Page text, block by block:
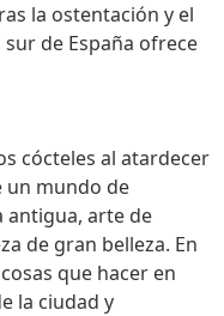
la ostentación y el
de España ofrece
un mundo de
arte de
de gran belleza. En
que hacer en
la ciudad y